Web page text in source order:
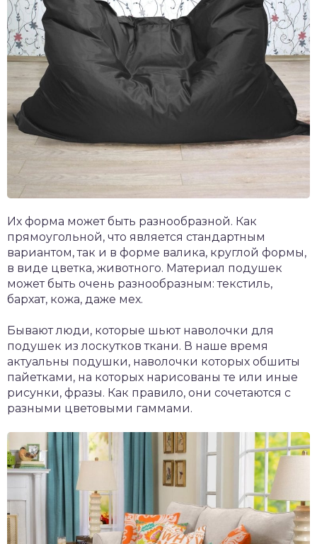
Их форма может быть разнообразной. Как
прямоугольной, что является стандартным
вариантом, так и в форме валика, круглой формы,
в виде цветка, животного. Материал подушек
может быть очень разнообразным: текстиль,
бархат, кожа, даже мех.
Бывают люди, которые шьют наволочки для
подушек из лоскутков ткани. В наше время
актуальны подушки, наволочки которых обшиты
пайетками, на которых нарисованы те или иные
рисунки, фразы. Как правило, они сочетаются с
разными цветовыми гаммами.